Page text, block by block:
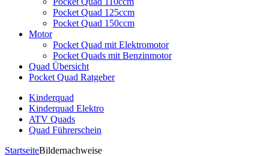
Pocket Quad 125ccm
Pocket Quad 150ccm
Motor
Pocket Quad mit Elektromotor
Pocket Quads mit Benzinmotor
Quad Übersicht
Pocket Quad Ratgeber
Kinderquad
Kinderquad Elektro
ATV Quads
Quad Führerschein
StartseiteBildernachweise